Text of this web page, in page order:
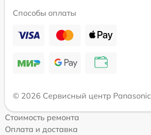
Способы оплаты
© 2026 Сервисный центр Panasonic
Стоимость ремонта
Оплата и доставка